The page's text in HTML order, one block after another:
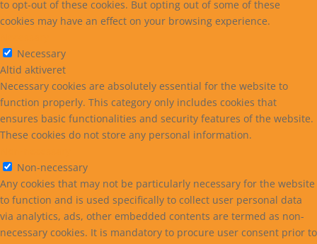
to opt-out of these cookies. But opting out of some of these
cookies may have an effect on your browsing experience.
Necessary
Altid aktiveret
Necessary cookies are absolutely essential for the website to
function properly. This category only includes cookies that
ensures basic functionalities and security features of the website.
These cookies do not store any personal information.
Non-necessary
Any cookies that may not be particularly necessary for the website
to function and is used specifically to collect user personal data
via analytics, ads, other embedded contents are termed as non-
necessary cookies. It is mandatory to procure user consent prior to